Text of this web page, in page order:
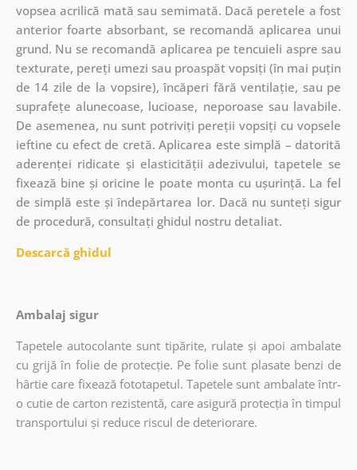
vopsea acrilică mată sau semimată. Dacă peretele a fost
anterior foarte absorbant, se recomandă aplicarea unui
grund. Nu se recomandă aplicarea pe tencuieli aspre sau
texturate, pereți umezi sau proaspăt vopsiți (în mai puțin
de 14 zile de la vopsire), încăperi fără ventilație, sau pe
suprafețe alunecoase, lucioase, neporoase sau lavabile.
De asemenea, nu sunt potriviți pereții vopsiți cu vopsele
ieftine cu efect de cretă. Aplicarea este simplă – datorită
aderenței ridicate și elasticității adezivului, tapetele se
fixează bine și oricine le poate monta cu ușurință. La fel
de simplă este și îndepărtarea lor. Dacă nu sunteți sigur
de procedură, consultați ghidul nostru detaliat.
Descarcă ghidul
Ambalaj sigur
Tapetele autocolante sunt tipărite, rulate și apoi ambalate
cu grijă în folie de protecție. Pe folie sunt plasate benzi de
hârtie care fixează fototapetul. Tapetele sunt ambalate într-
o cutie de carton rezistentă, care asigură protecția în timpul
transportului și reduce riscul de deteriorare.